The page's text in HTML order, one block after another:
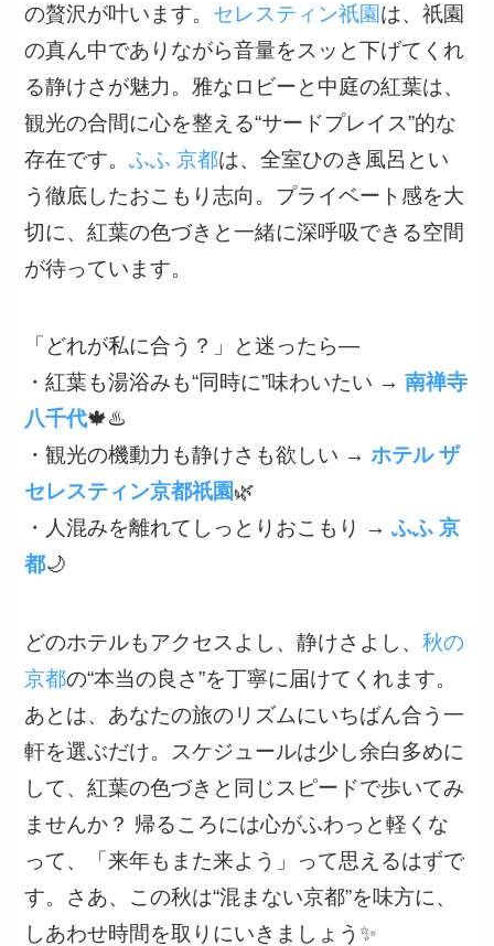
の贅沢が叶います。 セレスティン祇園は、祇園
の真ん中でありながら音量をスッと下げてくれ
る静けさが魅力。雅なロビーと中庭の紅葉は、
観光の合間に心を整える“サードプレイス”的な
存在です。ふふ 京都は、全室ひのき風呂とい
う徹底したおこもり志向。プライベート感を大
切に、紅葉の色づきと一緒に深呼吸できる空間
が待っています。
「どれが私に合う？」と迷ったら—
・紅葉も湯浴みも“同時に”味わいたい →南禅寺
八千代🍁♨️
・観光の機動力も静けさも欲しい →ホテル ザ
セレスティン京都祇園🌿
・人混みを離れてしっとりおこもり →ふふ 京
都🌙
どのホテルもアクセスよし、静けさよし、秋の
京都の“本当の良さ”を丁寧に届けてくれます。
あとは、あなたの旅のリズムにいちばん合う一
軒を選ぶだけ。スケジュールは少し余白多めに
して、紅葉の色づきと同じスピードで歩いてみ
ませんか？ 帰るころには心がふわっと軽くな
って、「来年もまた来よう」って思えるはずで
す。さあ、この秋は“混まない京都”を味方に、
しあわせ時間を取りにいきましょう✨